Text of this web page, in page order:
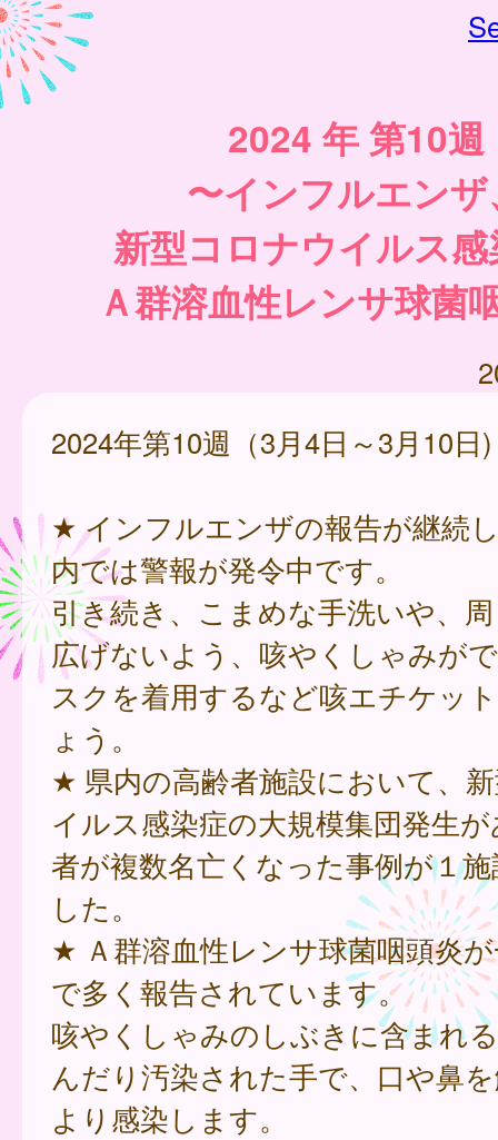
2024 年 第10週
〜インフルエンザ
新型コロナウイルス
Ａ群溶血性レンサ球菌
2024年第10週（3月4日～3月10日)
★ インフルエンザの報告が継続
内では警報が発令中です。
引き続き、こまめな手洗いや、
広げないよう、咳やくしゃみが
スクを着用するなど咳エチケッ
ょう。
★ 県内の高齢者施設において、
イルス感染症の大規模集団発生
者が複数名亡くなった事例が１
した。
★ Ａ群溶血性レンサ球菌咽頭炎
で多く報告されています。
咳やくしゃみのしぶきに含まれ
んだり汚染された手で、口や鼻
より感染します。